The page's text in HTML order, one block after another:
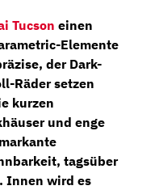
Tucson einen
Elemente
der Dark-
Räder setzen
kurzen
und enge
tagsüber
Innen wird es